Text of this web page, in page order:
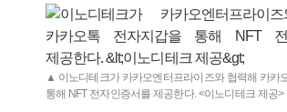
▲ 이노디테크가 카카오엔터프라이즈와 협력해 카카
통해 NFT 전자인증서를 제공한다. <이노디테크 제공>